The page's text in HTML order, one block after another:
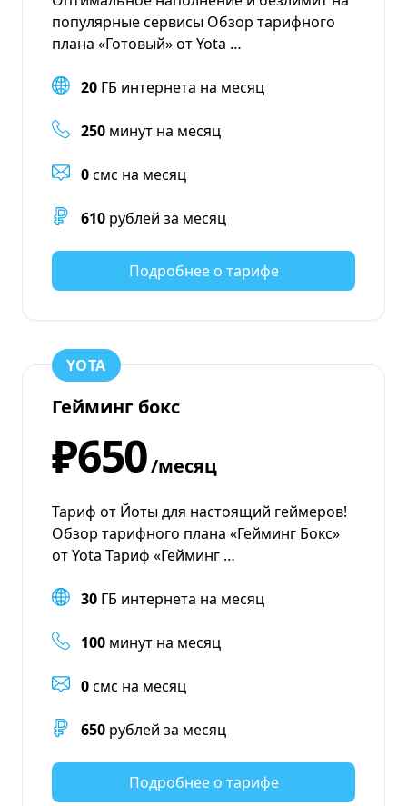
популярные сервисы Обзор тарифного
плана «Готовый» от Yota …
20 ГБ интернета на месяц
250 минут на месяц
0смс на месяц
610 рублей за месяц
Подробнее о тарифе
YOTA
Гейминг бокс
₽650/месяц
Тариф от Йоты для настоящий геймеров!
Обзор тарифного плана «Гейминг Бокс»
от Yota Тариф «Гейминг …
30 ГБ интернета на месяц
100 минут на месяц
0смс на месяц
650 рублей за месяц
Подробнее о тарифе